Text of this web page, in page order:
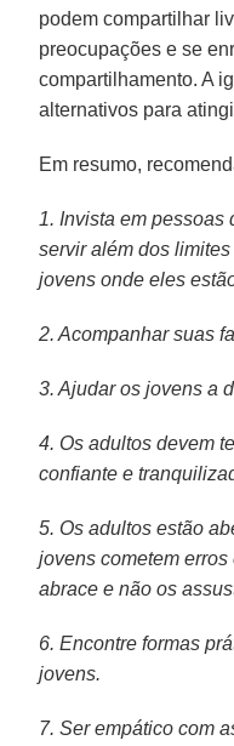
podem compartilhar
preocupações e se
compartilhamento. A
alternativos para
Em resumo,
1. Invista em pessoas
servir além dos
jovens onde eles
2. Acompanhar suas
3. Ajudar os jovens a
4. Os adultos devem
confiante e
5. Os adultos estão
jovens cometem
abrace e não os
6. Encontre formas
jovens.
7. Ser empático com